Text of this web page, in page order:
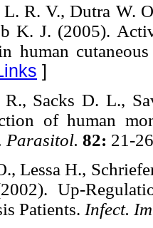
R. V., Dutra W.
K. J. (2005).
human
]
R., Sacks D. L.,
of human
Parasitol. 82: 21-
Lessa H.,
Up-
Patients. Infect.